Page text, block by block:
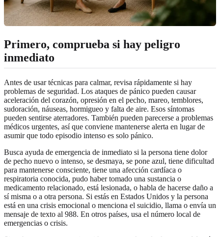
Primero, comprueba si hay peligro
inmediato
Antes de usar técnicas para calmar, revisa rápidamente si hay
problemas de seguridad. Los ataques de pánico pueden causar
aceleración del corazón, opresión en el pecho, mareo, temblores,
sudoración, náuseas, hormigueo y falta de aire. Esos síntomas
pueden sentirse aterradores. También pueden parecerse a problemas
médicos urgentes, así que conviene mantenerse alerta en lugar de
asumir que todo episodio intenso es solo pánico.
Busca ayuda de emergencia de inmediato si la persona tiene dolor
de pecho nuevo o intenso, se desmaya, se pone azul, tiene dificultad
para mantenerse consciente, tiene una afección cardíaca o
respiratoria conocida, pudo haber tomado una sustancia o
medicamento relacionado, está lesionada, o habla de hacerse daño a
sí misma o a otra persona. Si estás en Estados Unidos y la persona
está en una crisis emocional o menciona el suicidio, llama o envía un
mensaje de texto al 988. En otros países, usa el número local de
emergencias o crisis.